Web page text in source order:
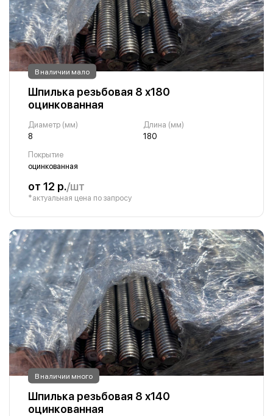
В наличии мало
Шпилька резьбовая 8 х180
оцинкованная
Диаметр (мм)
8
Длина (мм)
180
Покрытие
оцинкованная
от 12 р./шт
*актуальная цена по запросу
В наличии много
Шпилька резьбовая 8 х140
оцинкованная